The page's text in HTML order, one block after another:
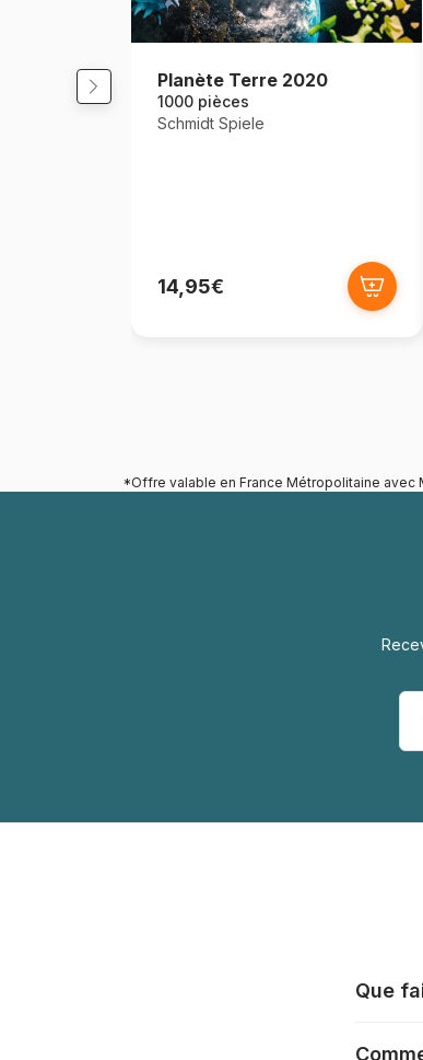
Planète Terre 2020
1000 pièces
Schmidt Spiele
14,95€
*Offre valable en France Métropolitaine avec
Que